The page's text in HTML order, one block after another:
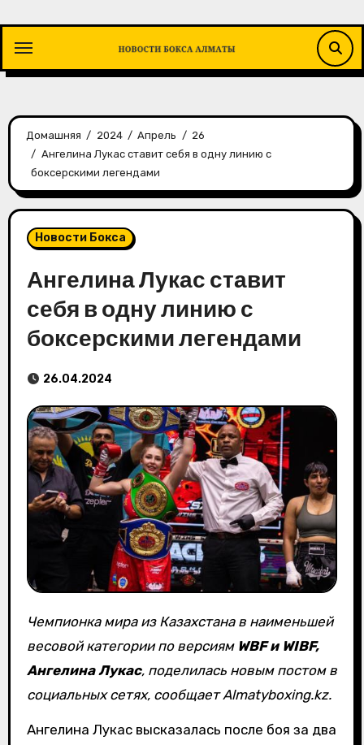
содержимому
Домашняя 2024 Апрель
26
Ангелина Лукас ставит себя в одну линию с
боксерскими легендами
Новости Бокса
Ангелина Лукас ставит
себя в одну линию с
боксерскими легендами
26.04.2024
Чемпионка мира из Казахстана в наименьшей
весовой категории по версиям WBF и WIBF,
Ангелина Лукас, поделилась новым постом в
социальных сетях, сообщает Almatyboxing.kz.
Ангелина Лукас высказалась после боя за два